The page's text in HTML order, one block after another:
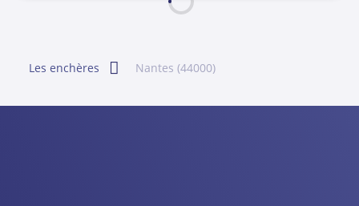
Les enchères Nantes (44000)